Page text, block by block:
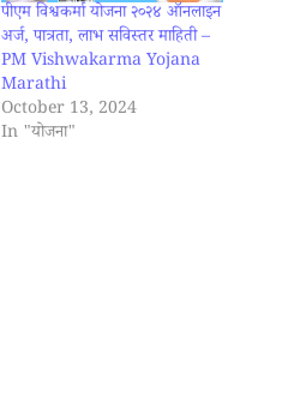
पीएम विश्वकर्मा योजना २०२४ ऑनलाइन
अर्ज, पात्रता, लाभ सविस्तर माहिती –
PM Vishwakarma Yojana
Marathi
October 13, 2024
In "योजना"